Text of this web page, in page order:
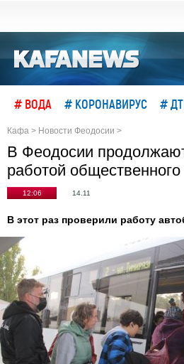
# ВОДА # КОРОНАВИРУС #
Кафа > Новости Феодосии >
В Феодосии
работой общественного
12:06 14.11
В этот раз проверили работу